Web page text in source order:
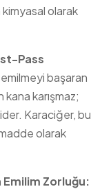
olarak
Pass
başaran
karışmaz;
Karaciğer, bu
madde olarak
Emilim Zorluğu: